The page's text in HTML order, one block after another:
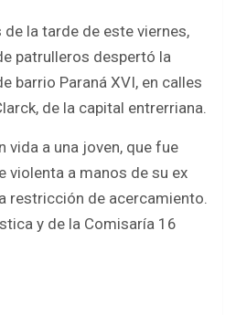
la tarde de este viernes,
patrulleros despertó la
barrio Paraná XVI, en calles
de la capital entrerriana.
vida a una joven, que fue
violenta a manos de su ex
restricción de acercamiento.
y de la Comisaría 16